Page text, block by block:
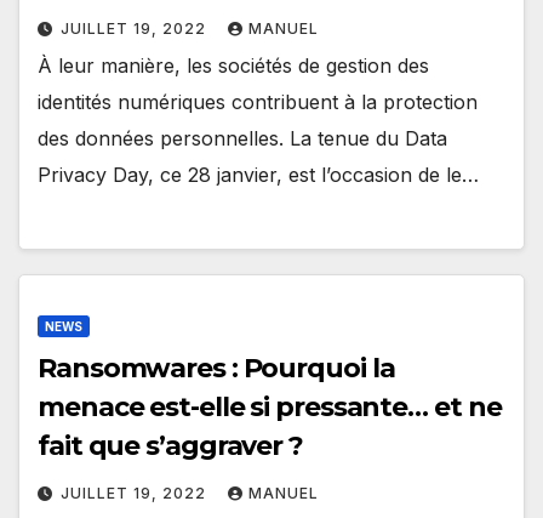
JUILLET 19, 2022 MANUEL
À leur manière, les sociétés de gestion des
identités numériques contribuent à la protection
des données personnelles. La tenue du Data
Privacy Day, ce 28 janvier, est l’occasion de le…
NEWS
Ransomwares : Pourquoi la
menace est-elle si pressante… et ne
fait que s’aggraver ?
JUILLET 19, 2022 MANUEL